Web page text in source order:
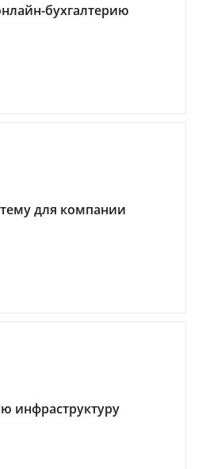
бухгалтерию
для компании
инфраструктуру